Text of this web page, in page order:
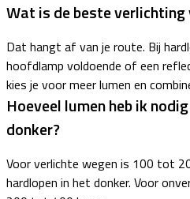
Wat is de beste verlichting
Dat hangt af van je route. Bij
hoofdlamp voldoende of een
kies je voor meer lumen en
Hoeveel lumen heb ik
donker?
Voor verlichte wegen is 100 tot
hardlopen in het donker. Voor